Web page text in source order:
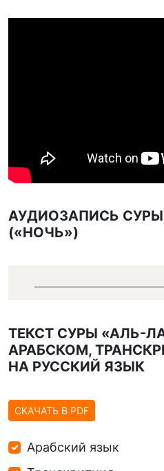
АУДИОЗАПИСЬ
(«НОЧЬ»)
ТЕКСТ СУРЫ «АЛЬ-
АРАБСКОМ,
НА РУССКИЙ ЯЗЫК
СКАЧАТЬ В PDF
Арабский язык